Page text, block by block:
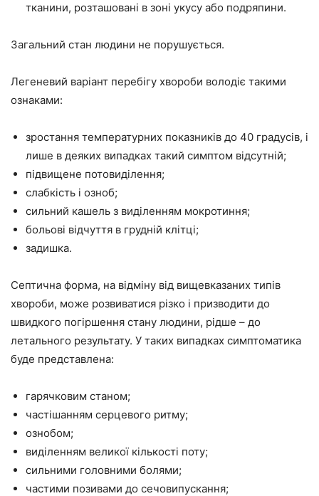
тканини, розташовані в зоні укусу або подряпини.
Загальний стан людини не порушується.
Легеневий варіант перебігу хвороби володіє такими
ознаками:
зростання температурних показників до 40 градусів, і
лише в деяких випадках такий симптом відсутній;
підвищене потовиділення;
слабкість і озноб;
сильний кашель з виділенням мокротиння;
больові відчуття в грудній клітці;
задишка.
Септична форма, на відміну від вищевказаних типів
хвороби, може розвиватися різко і призводити до
швидкого погіршення стану людини, рідше – до
летального результату. У таких випадках симптоматика
буде представлена:
гарячковим станом;
частішанням серцевого ритму;
ознобом;
виділенням великої кількості поту;
сильними головними болями;
частими позивами до сечовипускання;